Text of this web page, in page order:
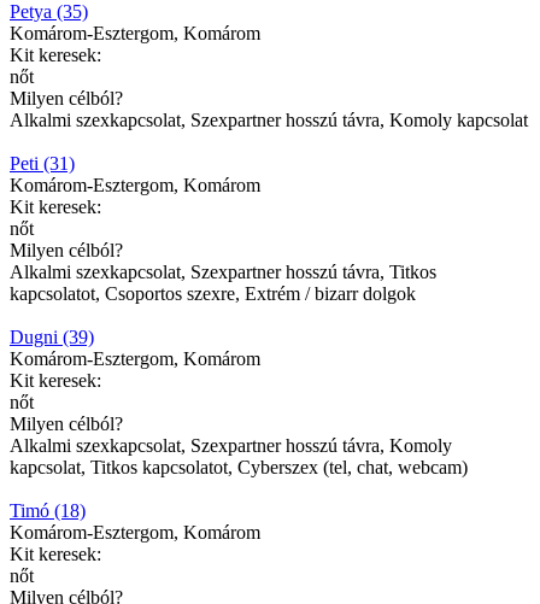
Petya (35)
Komárom-Esztergom, Komárom
Kit keresek:
nőt
Milyen célból?
Alkalmi szexkapcsolat, Szexpartner hosszú távra, Komoly kapcsolat
Peti (31)
Komárom-Esztergom, Komárom
Kit keresek:
nőt
Milyen célból?
Alkalmi szexkapcsolat, Szexpartner hosszú távra, Titkos
kapcsolatot, Csoportos szexre, Extrém / bizarr dolgok
Dugni (39)
Komárom-Esztergom, Komárom
Kit keresek:
nőt
Milyen célból?
Alkalmi szexkapcsolat, Szexpartner hosszú távra, Komoly
kapcsolat, Titkos kapcsolatot, Cyberszex (tel, chat, webcam)
Timó (18)
Komárom-Esztergom, Komárom
Kit keresek:
nőt
Milyen célból?